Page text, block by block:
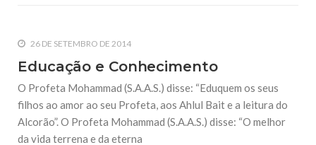
26 DE SETEMBRO DE 2014
Educação e Conhecimento
O Profeta Mohammad (S.A.A.S.) disse: “Eduquem os seus
filhos ao amor ao seu Profeta, aos Ahlul Bait e a leitura do
Alcorão”. O Profeta Mohammad (S.A.A.S.) disse: “O melhor
da vida terrena e da eterna